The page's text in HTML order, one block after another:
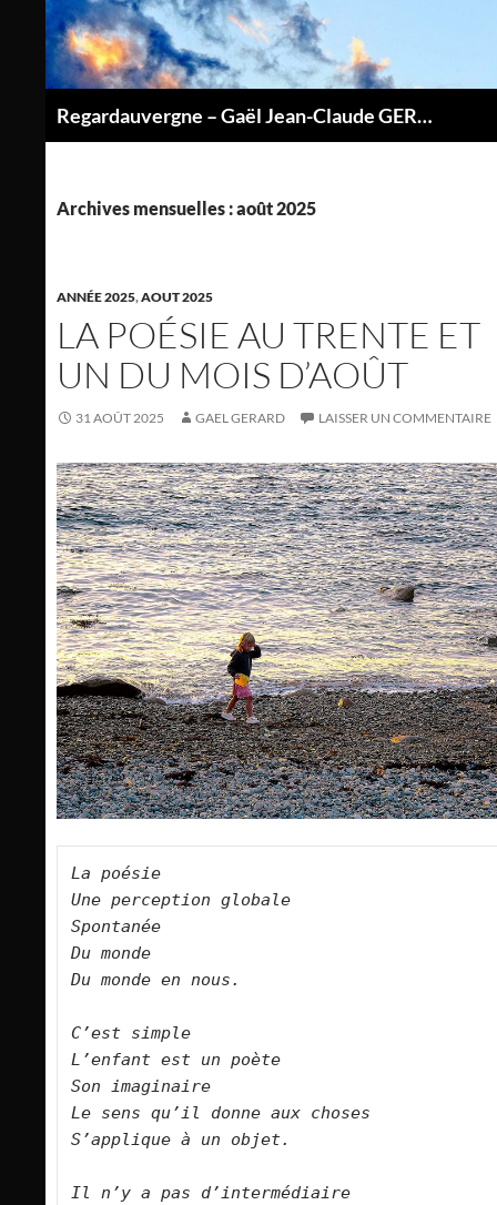
contenu
Regardauvergne – Gaël Jean-Claude GERARD
Archives mensuelles : août 2025
ANNÉE 2025,AOUT 2025
LA POÉSIE AU TRENTE ET
UN DU MOIS D’AOÛT
31 AOÛT 2025 GAEL GERARD LAISSER UN COMMENTAIRE
La poésie
Une perception globale
Spontanée
Du monde
Du monde en nous.
C’est simple
L’enfant est un poète
Son imaginaire
Le sens qu’il donne aux choses
S’applique à un objet.
Il n’y a pas d’intermédiaire